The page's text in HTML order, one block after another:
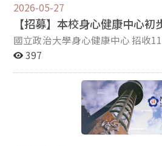
2026-05-27
【招募】本校身心健康中心
國立政治大學身心健康中心 招收115學年度初步晤談實習
生 一、資格：諮商輔導、臨床心理、教育、社工等助人相
有專業團體督導及免費研習： (1)實習專業訓練課程暫訂
115年8月10日（一）至8月11日
(2)暑假期間需安排見習訓練，訓練時
397